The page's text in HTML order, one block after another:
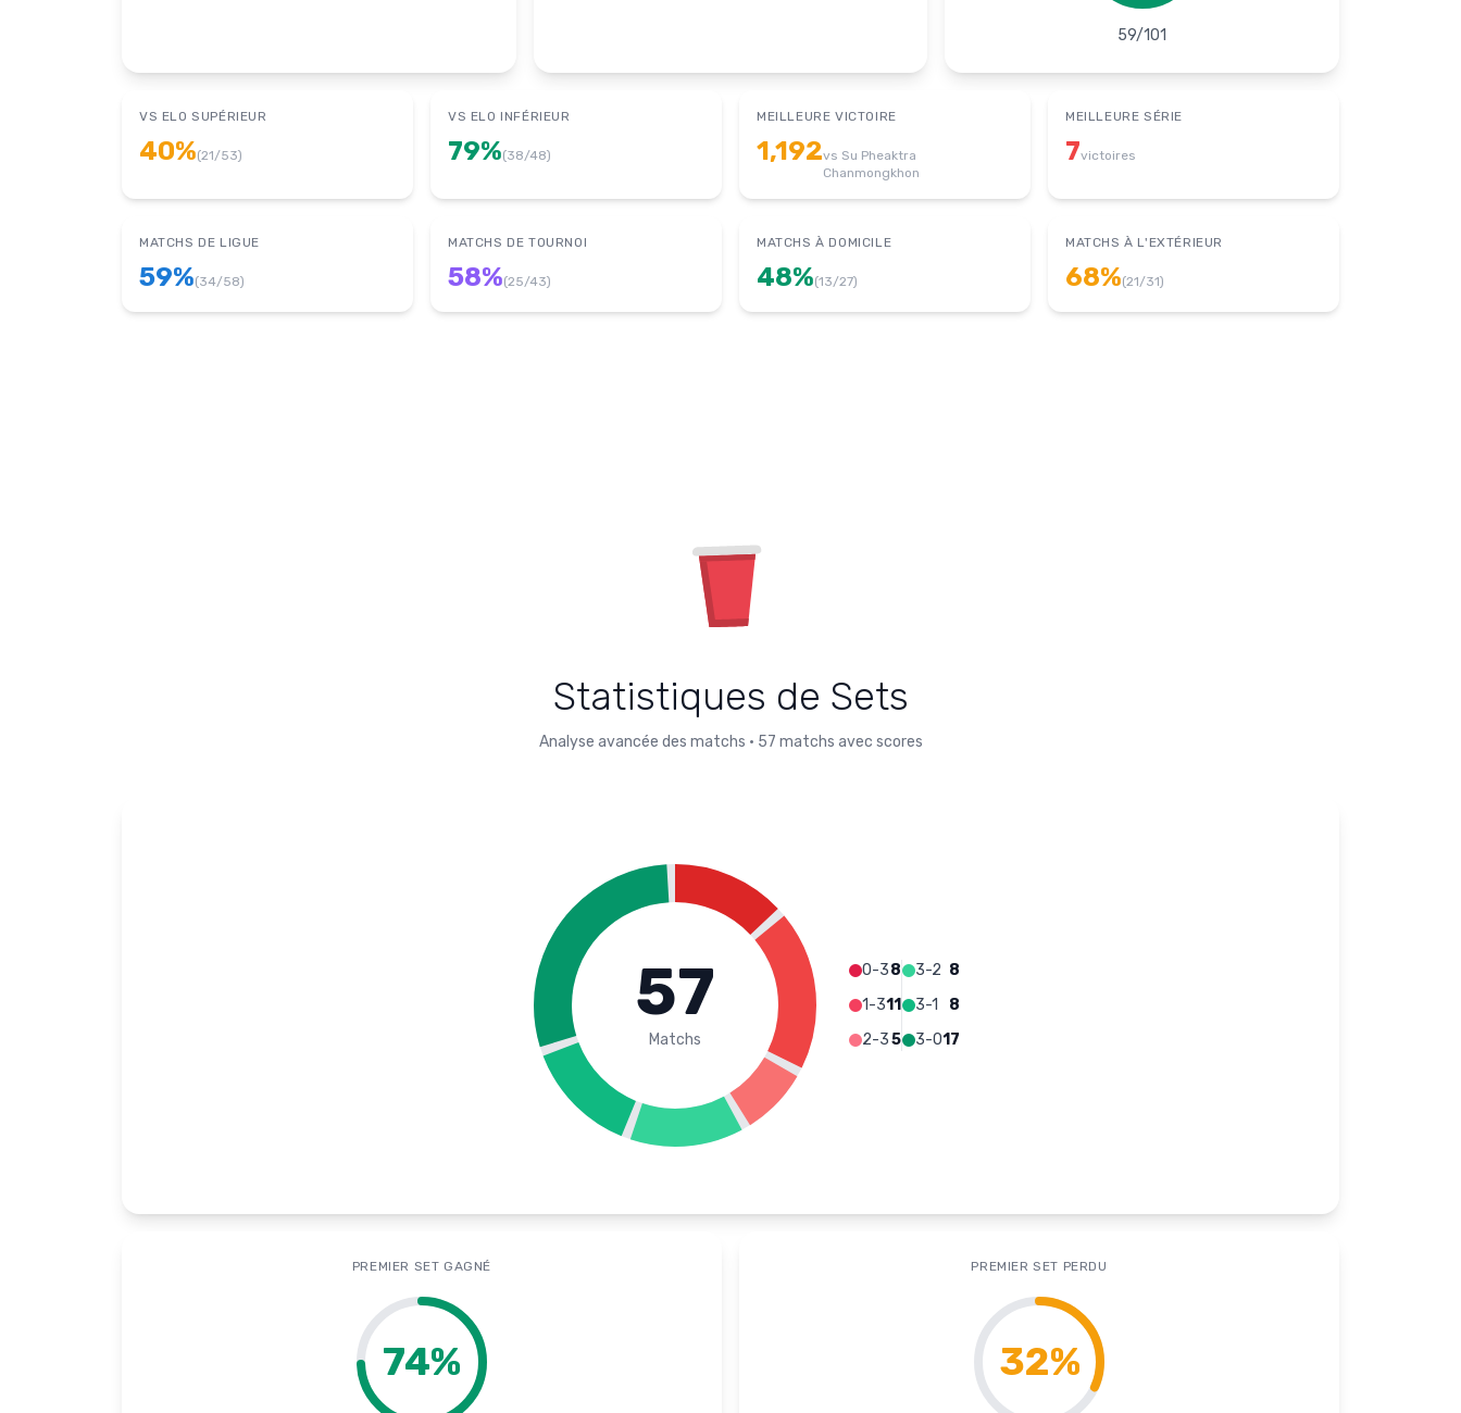
59/101
VS ELO SUPÉRIEUR
40%(21/53)
VS ELO INFÉRIEUR
79%(38/48)
MEILLEURE VICTOIRE
1,192vs Su Pheaktra
Chanmongkhon
MEILLEURE SÉRIE
7victoires
MATCHS DE LIGUE
59%(34/58)
MATCHS DE TOURNOI
58%(25/43)
MATCHS À DOMICILE
48%(13/27)
MATCHS À L'EXTÉRIEUR
68%(21/31)
Statistiques de Sets
Analyse avancée des matchs • 57 matchs avec scores
57
Matchs
0-38
1-311
2-35
3-2 8
3-1
8
3-017
PREMIER SET GAGNÉ
74%
PREMIER SET PERDU
32%